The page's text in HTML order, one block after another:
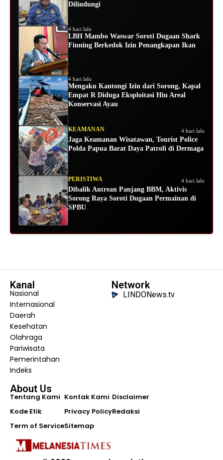
Dilindungi
4 hari lalu
LBH Mambo Waswar Soroti Dugaan Shark
Finning Berkedok Izin Penangkapan Ikan
4 hari lalu
Mengaku Kantongi Izin dari Sorong, Kapal
Empat R Diduga Eksploitasi Hiu Areal
Konservasi Ayau
KEAMANAN 4 hari lalu
Jaga Keamanan Wisatawan, Tourist Police
Polda Papua Barat Daya Patroli di Dermaga
PERISTIWA 4 hari lalu
Dibalik Antrean Panjang BBM, Aktivis
Sorong Raya Soroti Dugaan Permainan di
SPBU
Kanal
Nasional
Internasional
Daerah
Kesehatan
Olahraga
Pariwisata
Pemerintahan
Indeks
Network
LINDONews.tv
About Us
Tentang Kami
Kode Etik
Term of Service
Kontak Kami
Privacy Policy
Sitemap
Disclaimer
Redaksi